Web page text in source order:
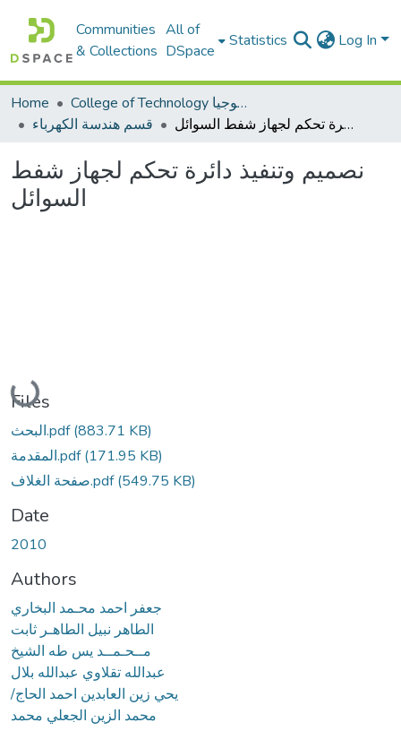
Communities
& Collections
All of
DSpace
Statistics Log In
Home
College of Technology كلية التكنولوجيا
قسم هندسة الكهرباء
نصميم وتنفيذ دائرة تحكم لجهاز شفط السوائل
نصميم وتنفيذ دائرة تحكم لجهاز شفط
السوائل
Loading...
Files
البحث.pdf(883.71 KB)
المقدمة.pdf(171.95 KB)
صفحة الغلاف.pdf(549.75 KB)
Date
2010
Authors
جعفر احمد محـمد البخاري
الطاهر نبيل الطاهـر ثابت
مــحـمــد يس طه الشيخ
عبدالله تقلاوي عبدالله بلال
/يحي زين العابدين احمد الحاج
محمد الزين الجعلي محمد